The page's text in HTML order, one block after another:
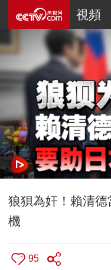
視頻
狼狽為奸！賴清德
機
95